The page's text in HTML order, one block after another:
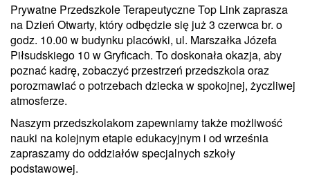
Prywatne Przedszkole Terapeutyczne Top Link zaprasza
na Dzień Otwarty, który odbędzie się już 3 czerwca br. o
godz. 10.00 w budynku placówki, ul. Marszałka Józefa
Piłsudskiego 10 w Gryficach. To doskonała okazja, aby
poznać kadrę, zobaczyć przestrzeń przedszkola oraz
porozmawiać o potrzebach dziecka w spokojnej, życzliwej
atmosferze.
Naszym przedszkolakom zapewniamy także możliwość
nauki na kolejnym etapie edukacyjnym i od września
zapraszamy do oddziałów specjalnych szkoły
podstawowej.